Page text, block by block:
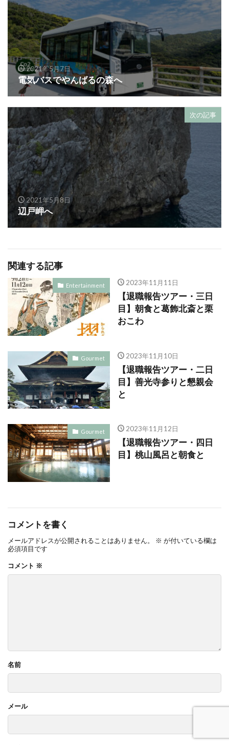
2021年5月7日
電気バスでやんばるの森へ
次の記事
2021年5月8日
辺戸岬へ
関連する記事
Entertainment 2023年11月11日
【退職報告ツアー・三日
目】朝食と葛飾北斎と栗
おこわ
Gourmet 2023年11月10日
【退職報告ツアー・二日
目】善光寺参りと懇親会
と
Gourmet 2023年11月12日
【退職報告ツアー・四日
目】桃山風呂と朝食と
コメントを書く
メールアドレスが公開されることはありません。 ※ が付いている欄は
必須項目です
コメント ※
名前
メール